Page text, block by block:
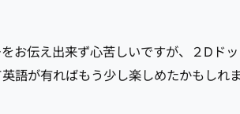
お伝え出来ず心苦しいですが、２Dド
語が有ればもう少し楽しめたかもしれま